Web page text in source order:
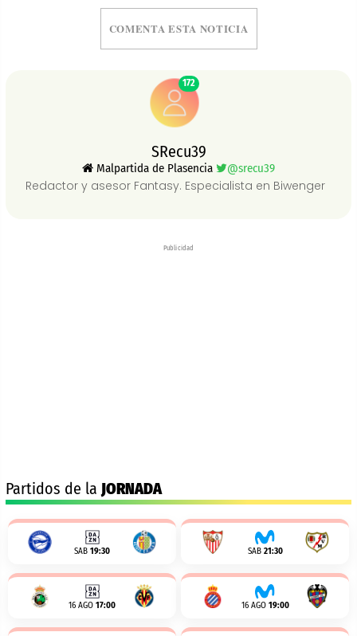
COMENTA ESTA NOTICIA
172
SRecu39
Malpartida de Plasencia @srecu39
Redactor y asesor Fantasy. Especialista en Biwenger
Publicidad
Partidos de la JORNADA
SAB 19:30 SAB 21:30
16 AGO 17:00 16 AGO 19:00